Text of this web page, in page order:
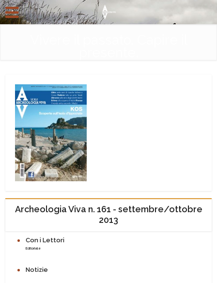
Archeologia Viva n. 161 - settembre/ottobre
2013
Con i Lettori
Editoriale
Notizie